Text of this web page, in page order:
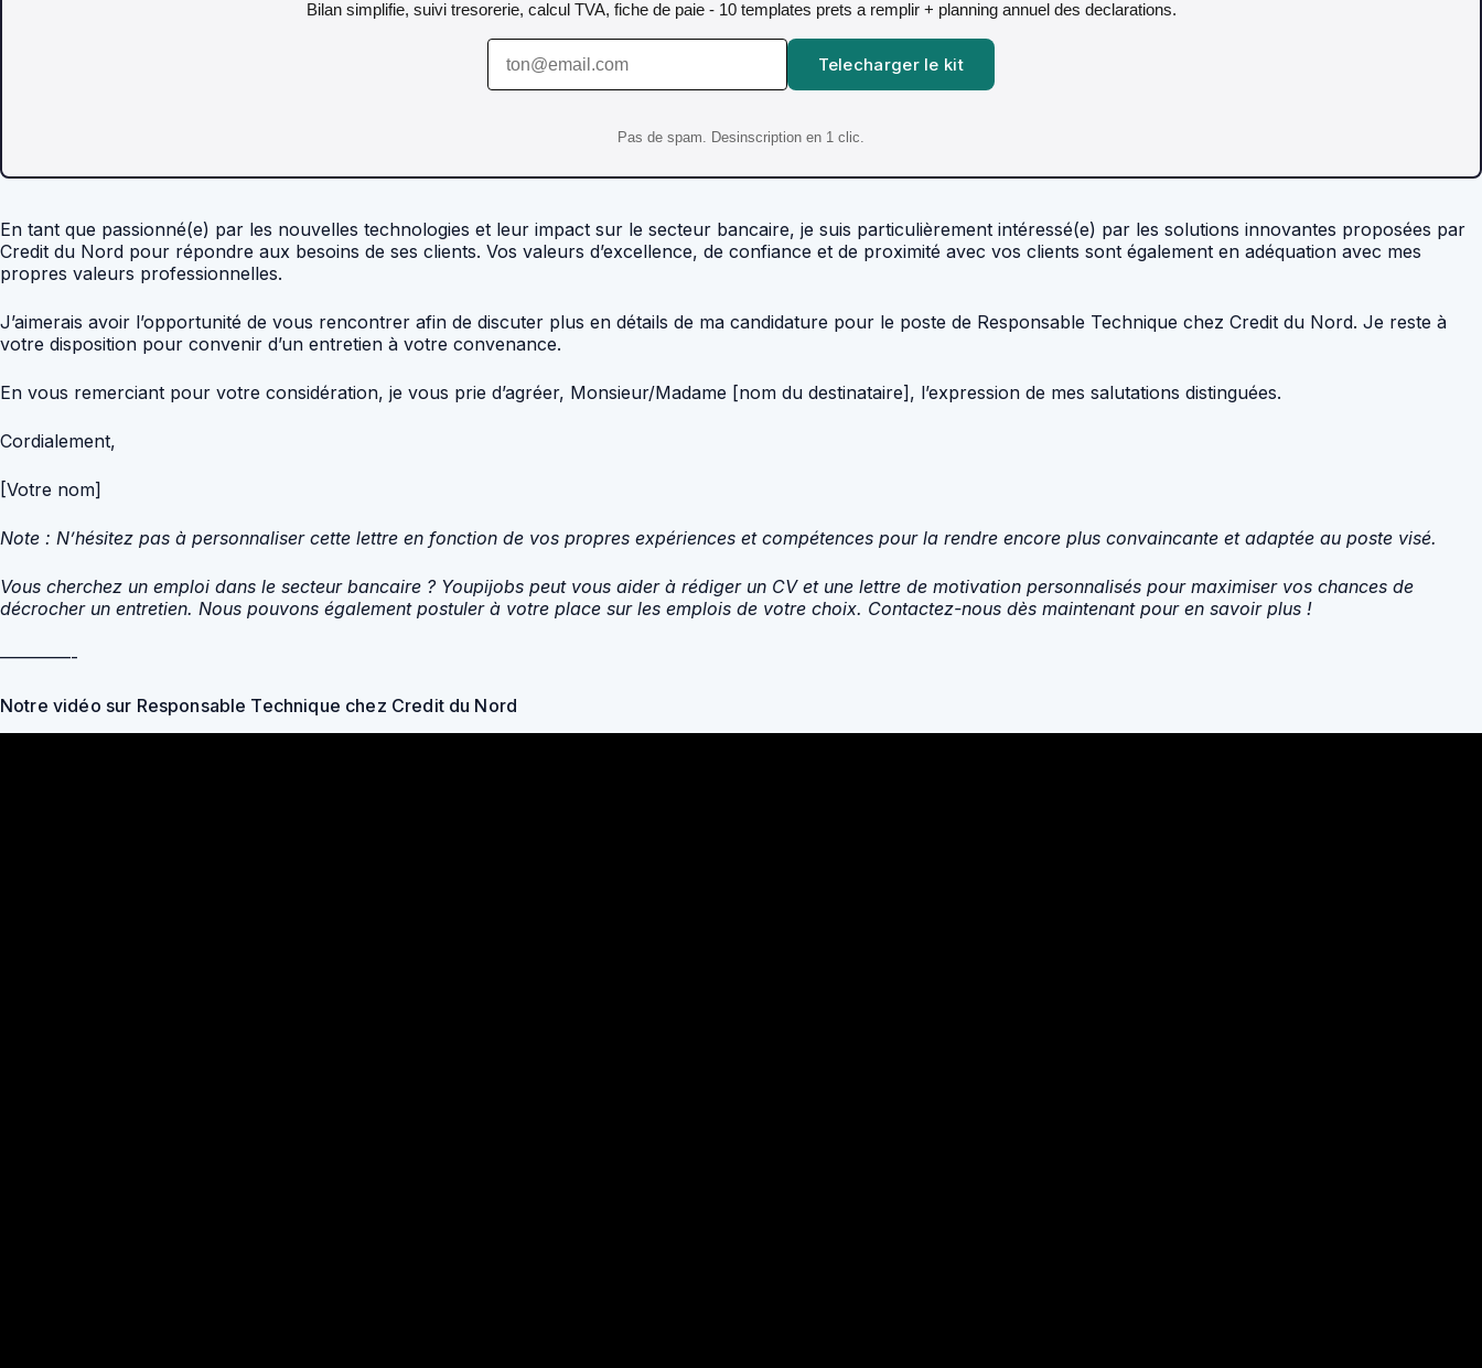
Bilan simplifie, suivi tresorerie, calcul TVA, fiche de paie - 10 templates prets a remplir + planning annuel des declarations.
Telecharger le kit
Pas de spam. Desinscription en 1 clic.
En tant que passionné(e) par les nouvelles technologies et leur impact sur le secteur bancaire, je suis particulièrement intéressé(e) par les solutions innovantes proposées par
Credit du Nord pour répondre aux besoins de ses clients. Vos valeurs d’excellence, de confiance et de proximité avec vos clients sont également en adéquation avec mes
propres valeurs professionnelles.
J’aimerais avoir l’opportunité de vous rencontrer afin de discuter plus en détails de ma candidature pour le poste de Responsable Technique chez Credit du Nord. Je reste à
votre disposition pour convenir d’un entretien à votre convenance.
En vous remerciant pour votre considération, je vous prie d’agréer, Monsieur/Madame [nom du destinataire], l’expression de mes salutations distinguées.
Cordialement,
[Votre nom]
Note : N’hésitez pas à personnaliser cette lettre en fonction de vos propres expériences et compétences pour la rendre encore plus convaincante et adaptée au poste visé.
Vous cherchez un emploi dans le secteur bancaire ? Youpijobs peut vous aider à rédiger un CV et une lettre de motivation personnalisés pour maximiser vos chances de
décrocher un entretien. Nous pouvons également postuler à votre place sur les emplois de votre choix. Contactez-nous dès maintenant pour en savoir plus !
————-
Notre vidéo sur Responsable Technique chez Credit du Nord